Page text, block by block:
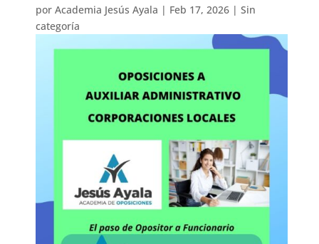
porAcademia Jesús Ayala | Feb 17, 2026 |Sin
categoría